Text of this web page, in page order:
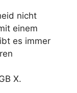
nicht
einem
es immer
X.